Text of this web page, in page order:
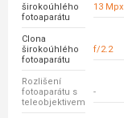
širokoúhlého
fotoaparátu
13 Mpx
Clona
širokoúhlého
fotoaparátu
f/2.2
Rozlišení
fotoaparátu s
teleobjektivem
-